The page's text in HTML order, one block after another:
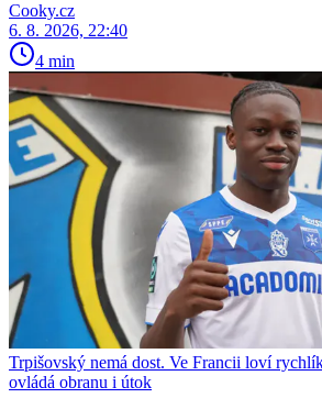
Cooky.cz
6. 8. 2026, 22:40
4 min
Trpišovský nemá dost. Ve Francii loví
ovládá obranu i útok